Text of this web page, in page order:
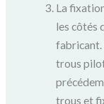
La
les côtés
fabricant.
trous
trous et